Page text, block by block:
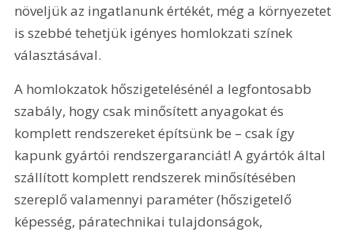
növeljük az ingatlanunk értékét, még a környezetet
is szebbé tehetjük igényes homlokzati színek
választásával.
A homlokzatok hőszigetelésénél a legfontosabb
szabály, hogy csak minősített anyagokat és
komplett rendszereket építsünk be – csak így
kapunk gyártói rendszergaranciát! A gyártók által
szállított komplett rendszerek minősítésében
szereplő valamennyi paraméter (hőszigetelő
képesség, páratechnikai tulajdonságok,